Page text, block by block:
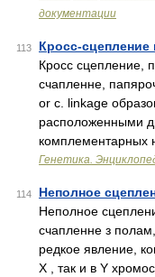
документации
113 Кросс-
Кросс сцепление,
счапленне,
or c. linkage
расположенными
комплементарных
Генетика.
114 Неполное
Неполное
счапленне з
редкое явление,
Х , так и в Y